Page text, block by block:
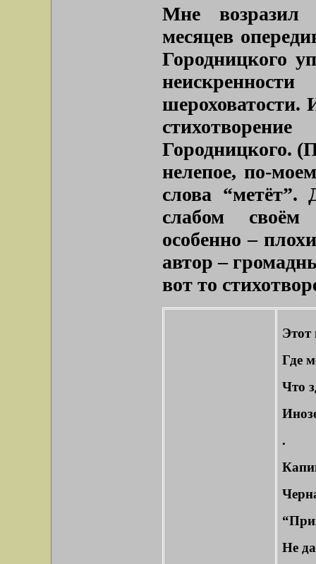
Мне возразил
месяцев
Городницкого
шероховатости.
Городницкого.
нелепое, по-
слова
слабом своём
особенно –
автор –
вот то
Этот
Где
Что
.
Не